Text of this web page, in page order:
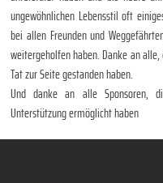
ungewöhnlichen Lebensstil oft
bei allen Freunden und
weitergeholfen haben. Danke an
Tat zur Seite gestanden haben.
Und danke an alle Sponsoren,
Unterstützung ermöglicht haben